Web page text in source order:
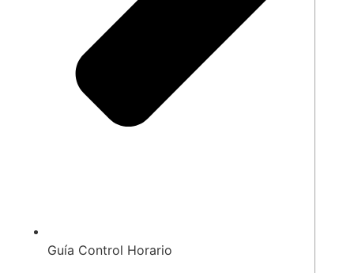
Guía Control Horario